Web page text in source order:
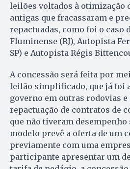
leilões voltados à otimização
antigas que fracassaram e
repactuadas, como foi o caso
Fluminense (RJ), Autopista
SP) e Autopista Régis
A concessão será feita por
leilão simplificado, que já foi
governo em outras rodovias
repactuação de contratos de
que não tiveram
modelo prevê a oferta de um
previamente com uma
participante apresentar um